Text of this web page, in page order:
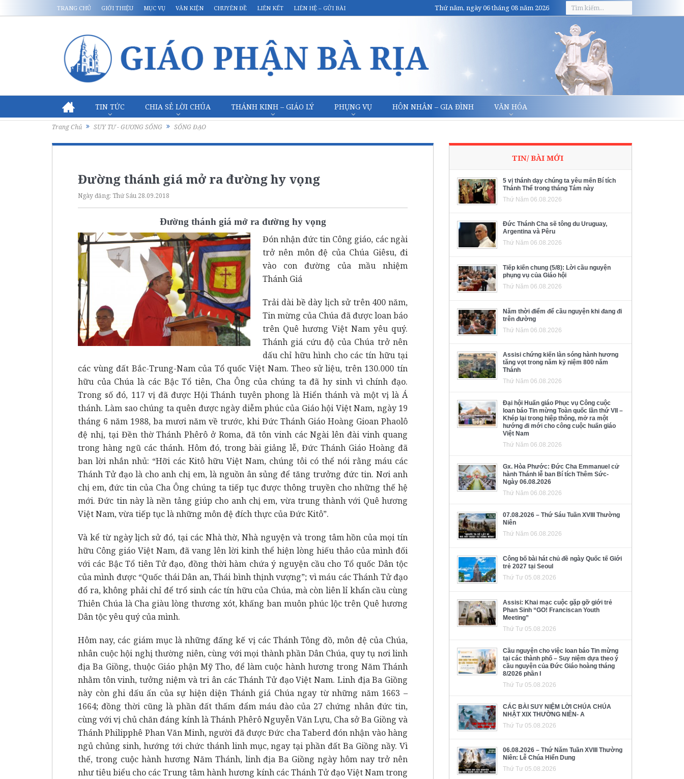
TRANG CHỦ GIỚI THIỆU MỤC VỤ VĂN KIỆN CHUYÊN ĐỀ LIÊN KẾT LIÊN HỆ – GỬI BÀI Thứ năm, ngày 06 tháng 08 năm 2026
TIN TỨC CHIA SẺ LỜI CHÚA THÁNH KINH – GIÁO LÝ PHỤNG VỤ HÔN NHÂN – GIA ĐÌNH VĂN HÓA
Trang Chủ SUY TƯ - GƯƠNG SỐNG SỐNG ĐẠO
Đường thánh giá mở ra đường hy vọng
Ngày đăng: Thứ Sáu 28.09.2018
Đường thánh giá mở ra đường hy vọng
Đón nhận đức tin Công giáo, các ngài
trở nên môn đệ của Chúa Giêsu, đi
vào con đường của mầu nhiệm
Thánh Giá
Trải dài bề dày lịch sử trên 400 năm,
Tin mừng của Chúa đã được loan báo
trên Quê hương Việt Nam yêu quý.
Thánh giá cứu độ của Chúa trở nên
dấu chỉ hữu hình cho các tín hữu tại
các vùng đất Bắc-Trung-Nam của Tổ quốc Việt Nam. Theo sử liệu, trên 130.000 tín
hữu của Chúa là các Bậc Tổ tiên, Cha Ông của chúng ta đã hy sinh vì chính đạo.
Trong số đó, 117 vị đã được Hội Thánh tuyên phong là Hiển thánh và một vị là Á
thánh. Làm sao chúng ta quên được ngày diễm phúc của Giáo hội Việt Nam, ngày 19
tháng 6 năm 1988, ba mươi năm về trước, khi Đức Thánh Giáo Hoàng Gioan Phaolô
đệ nhị, tại Đền thờ Thánh Phêrô ở Roma, đã tôn vinh các Ngài lên đài vinh quang
trong hàng ngũ các thánh. Hôm đó, trong bài giảng lễ, Đức Thánh Giáo Hoàng đã
ban lời nhắn nhủ: “Hỡi các Kitô hữu Việt Nam, chúng tôi có thể nói rằng máu các
Thánh Tử đạo là cho anh chị em, là nguồn ân sủng để tăng trưởng đức tin. Nơi anh
chị em, đức tin của Cha Ông chúng ta tiếp tục được thông truyền cho những thế hệ
mới. Đức tin này là nền tảng giúp cho anh chị em, vừa trung thành với Quê hương
Việt Nam, vừa tiếp tục là những môn đệ đích thực của Đức Kitô”.
Và kể từ ngày lịch sử đó, tại các Nhà thờ, Nhà nguyện và trong tâm hồn của mọi tín
hữu Công giáo Việt Nam, đã vang lên lời kinh thể hiện lòng hiếu thảo của mình đối
với các Bậc Tổ tiên Tử đạo, đồng thời hàm chứa ý nguyện cầu cho Tổ quốc Dân tộc
của mình được “Quốc thái Dân an, Thái bình thịnh vượng”; vì máu các Thánh Tử đạo
đổ ra, không phải chỉ để trổ sinh các tín hữu của Chúa, mà còn liên lỉ khẩn cầu cùng
Thiên Chúa là Cha giàu lòng thương xót, khấng ban muôn phúc lộc trên Quê hương
Dân tộc yêu quý của mình.
Hôm nay, các giám mục là những đấng kế vị các Thánh Tông đồ, môn đệ của Chúa,
nhân cuộc hội nghị thường niên, cùng với mọi thành phần Dân Chúa, quy tụ nơi linh
địa Ba Giồng, thuộc Giáo phận Mỹ Tho, để làm cuộc hành hương trong Năm Thánh
nhằm tôn vinh, tưởng niệm và tri ân các Thánh Tử đạo Việt Nam. Linh địa Ba Giồng
này còn ghi dấu ấn của sự hiện diện Thánh giá Chúa ngay từ những năm 1663 –
1664; đồng thời cũng là phần đất thấm đẩm máu đào của 27 chứng nhân đức tin,
cùng với vị chủ chăn đáng kính là Thánh Phêrô Nguyễn Văn Lựu, Cha sở Ba Giồng và
Thánh Philipphê Phan Văn Minh, người đã được Đức cha Taberd đón nhận vào hàng
ngủ chủng sinh, hướng tới chức thánh linh mục, ngay tại phần đất Ba Giồng nầy. Vì
thế, trong cuộc hành hương Năm Thánh, linh địa Ba Giồng ngày hôm nay trở nên
như tiêu biểu cho các Trung tâm hành hương kính các Thánh Tử đạo Việt Nam trong
TIN/ BÀI MỚI
5 vị thánh dạy chúng ta yêu mến Bí tích
Thánh Thể trong tháng Tám này
Thứ Năm 06.08.2026
Đức Thánh Cha sẽ tông du Uruguay,
Argentina và Pêru
Thứ Năm 06.08.2026
Tiếp kiến chung (5/8): Lời cầu nguyện
phụng vụ của Giáo hội
Thứ Năm 06.08.2026
Năm thời điểm để cầu nguyện khi đang đi
trên đường
Thứ Năm 06.08.2026
Assisi chứng kiến làn sóng hành hương
tăng vọt trong năm kỷ niệm 800 năm
Thánh
Thứ Năm 06.08.2026
Đại hội Huấn giáo Phục vụ Công cuộc
loan báo Tin mừng Toàn quốc lần thứ VII –
Khép lại trong hiệp thông, mở ra một
hướng đi mới cho công cuộc huấn giáo
Việt Nam
Thứ Năm 06.08.2026
Gx. Hòa Phước: Đức Cha Emmanuel cử
hành Thánh lễ ban Bí tích Thêm Sức-
Ngày 06.08.2026
Thứ Năm 06.08.2026
07.08.2026 – Thứ Sáu Tuần XVIII Thường
Niên
Thứ Năm 06.08.2026
Công bố bài hát chủ đề ngày Quốc tế Giới
trẻ 2027 tại Seoul
Thứ Tư 05.08.2026
Assisi: Khai mạc cuộc gặp gỡ giới trẻ
Phan Sinh “GO! Franciscan Youth
Meeting”
Thứ Tư 05.08.2026
Cầu nguyện cho việc loan báo Tin mừng
tại các thành phố – Suy niệm dựa theo ý
cầu nguyện của Đức Giáo hoàng tháng
8/2026 phần I
Thứ Tư 05.08.2026
CÁC BÀI SUY NIỆM LỜI CHÚA CHÚA
NHẬT XIX THƯỜNG NIÊN- A
Thứ Tư 05.08.2026
06.08.2026 – Thứ Năm Tuần XVIII Thường
Niên: Lễ Chúa Hiển Dung
Thứ Tư 05.08.2026